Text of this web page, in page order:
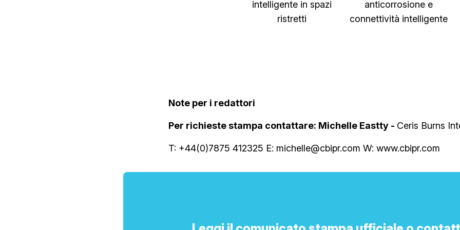
intelligente in spazi
ristretti
anticorrosione e
connettività intelligente
Note per i redattori
Per richieste stampa contattare: Michelle Eastty - Ceris Burns
T: +44(0)7875 412325 E: michelle@cbipr.com W: www.cbipr.com